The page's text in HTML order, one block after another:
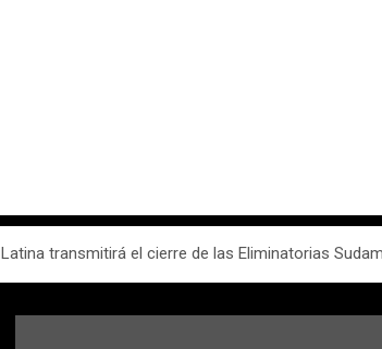
Latina transmitirá el cierre de las Eliminatorias